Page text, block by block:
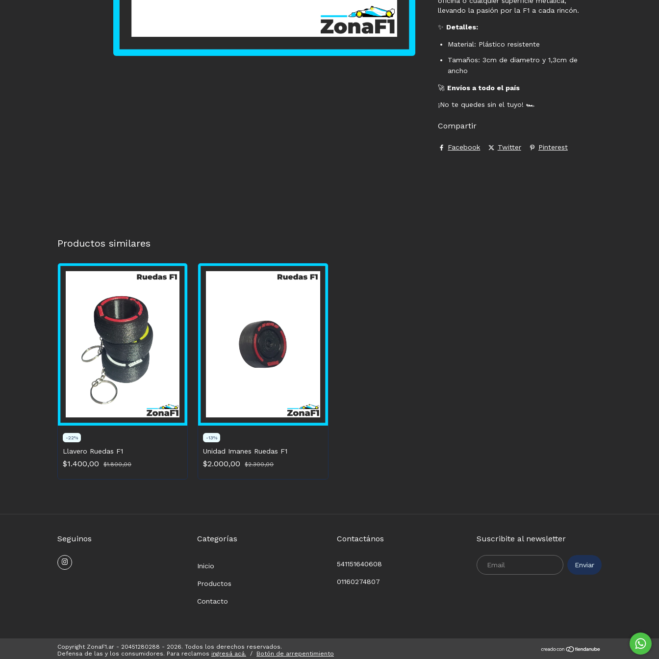
llevando la pasión por la F1 a cada rincón.
✨ Detalles:
Material: Plástico resistente
Tamaños: 3cm de diametro y 1,3cm de
ancho
🚀 Envíos a todo el país
¡No te quedes sin el tuyo! 🏎️
Compartir
Facebook Twitter Pinterest
Productos similares
-22%
Llavero Ruedas F1
$1.400,00 $1.800,00
-13%
Unidad Imanes Ruedas F1
$2.000,00 $2.300,00
Seguinos Categorías
Inicio
Productos
Contacto
Contactános
541151640608
01160274807
Suscribite al newsletter
Copyright ZonaF1.ar - 20451280288 - 2026. Todos los derechos reservados.
Defensa de las y los consumidores. Para reclamos ingresá acá. / Botón de arrepentimiento